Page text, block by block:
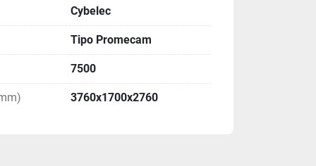
Cybelec
Tipo Promecam
7500
3760x1700x2760